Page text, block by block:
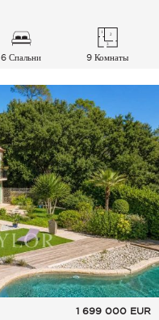
6 Спальни 9 Комнаты
1 699 000 EUR